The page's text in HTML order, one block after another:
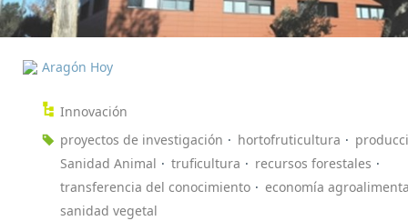
Aragón Hoy
Innovación
proyectos de investigación
hortofruticultura
Sanidad Animal
truficultura
recursos forestales
transferencia del conocimiento
economía
sanidad vegetal